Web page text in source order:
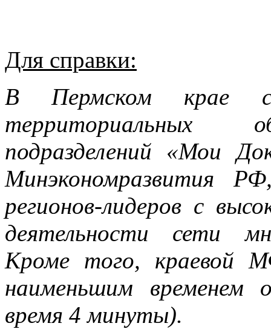
Для справки:
В Пермском крае
территориальных
подразделений «Мои
Минэкономразвития
регионов-лидеров с
деятельности сети
Кроме того, краевой
наименьшим временем
время 4 минуты).